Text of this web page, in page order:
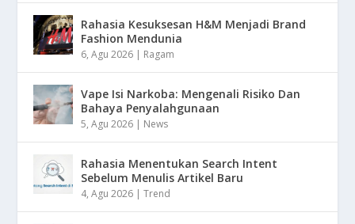
Rahasia Kesuksesan H&M Menjadi Brand
Fashion Mendunia
6, Agu 2026 | Ragam
Vape Isi Narkoba: Mengenali Risiko Dan
Bahaya Penyalahgunaan
5, Agu 2026 | News
Rahasia Menentukan Search Intent
Sebelum Menulis Artikel Baru
4, Agu 2026 |Trend